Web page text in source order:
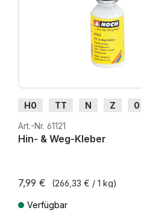
H0 TT N Z 0
G
H0m
Art.-Nr. 61121
Hin- & Weg-Kleber
7,99 € (266,33 € / 1 kg)
Verfügbar